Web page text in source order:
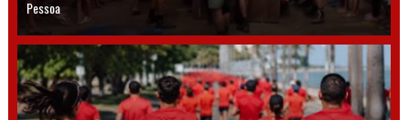
Pessoa